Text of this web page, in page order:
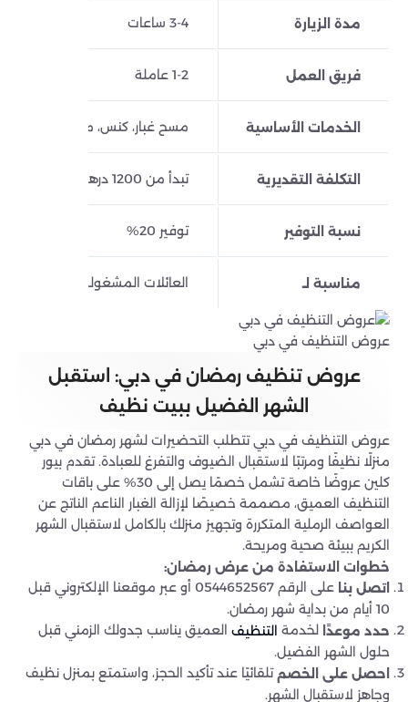
مدة الزيارة 3-4 ساعات
فريق العمل 1-2 عاملة
الخدمات الأساسية مسح غبار، كنس، مسح أرضيات،
التكلفة التقديرية تبدأ من 1200 درهم شهريًا
نسبة التوفير توفير 20%
مناسبة لـ العائلات المشغولة، الشقق
عروض التنظيف في دبي
عروض تنظيف رمضان في دبي: استقبل
الشهر الفضيل ببيت نظيف
عروض التنظيف في دبي تتطلب التحضيرات لشهر رمضان في دبي
منزلًا نظيفًا ومرتبًا لاستقبال الضيوف والتفرغ للعبادة. تقدم بيور
كلين عروضًا خاصة تشمل خصمًا يصل إلى 30% على باقات
التنظيف العميق، مصممة خصيصًا لإزالة الغبار الناعم الناتج عن
العواصف الرملية المتكررة وتجهيز منزلك بالكامل لاستقبال الشهر
الكريم ببيئة صحية ومريحة.
خطوات الاستفادة من عرض رمضان:
اتصل بنا
على الرقم 0544652567 أو عبر موقعنا الإلكتروني قبل
10 أيام من بداية شهر رمضان.
حدد موعدًا لخدمة التنظيف العميق يناسب جدولك الزمني قبل
حلول الشهر الفضيل.
احصل على الخصمتلقائيًا عند تأكيد الحجز، واستمتع بمنزل نظيف
وجاهز لاستقبال الشهر.